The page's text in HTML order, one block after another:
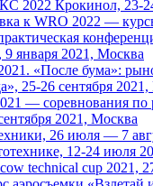
2022 Крокинол, 23-
к WRO 2022 —
января 2021, Москва
«После бума»:
25-26 сентября
— соревнования по
2021, Москва
26 июля — 7
12-24 июля
technical cup 2021,